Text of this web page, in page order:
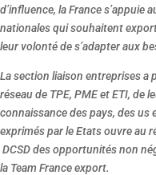
d’influence, la France s’appuie
nationales qui souhaitent
leur volonté de s’adapter aux
La section liaison entreprises a
réseau de TPE, PME et ETI, de
connaissance des pays, des
exprimés par le Etats ouvre au
DCSD des opportunités non
la Team France export.